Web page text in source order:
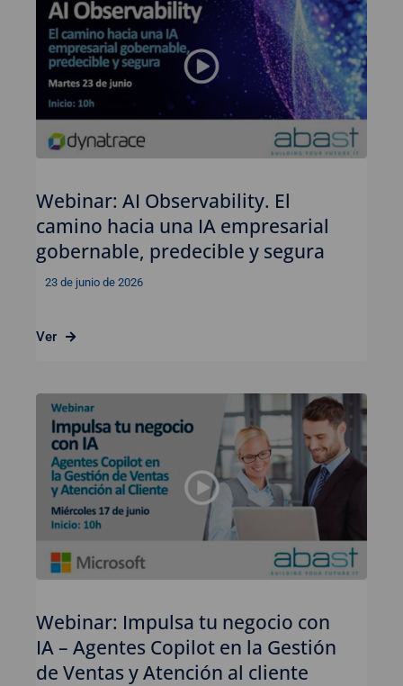
Webinar: AI Observability. El
camino hacia una IA empresarial
gobernable, predecible y segura
23 de junio de 2026
Ver
Webinar: Impulsa tu negocio con
IA – Agentes Copilot en la Gestión
de Ventas y Atención al cliente